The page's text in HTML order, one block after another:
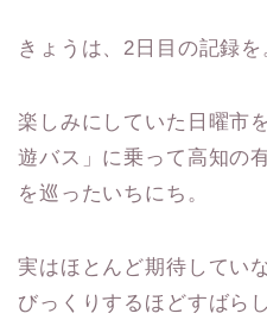
きょうは、2日目の記録を
楽しみにしていた日曜市
遊バス」に乗って高知の
を巡ったいちにち。
実はほとんど期待してい
びっくりするほどすばら